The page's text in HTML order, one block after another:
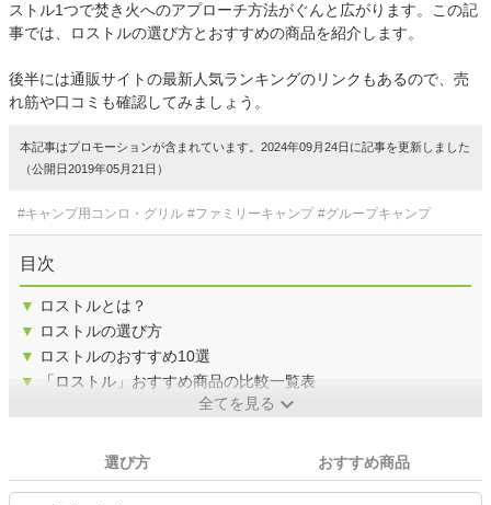
ストル1つで焚き火へのアプローチ方法がぐんと広がります。この記
事では、ロストルの選び方とおすすめの商品を紹介します。
後半には通販サイトの最新人気ランキングのリンクもあるので、売
れ筋や口コミも確認してみましょう。
本記事はプロモーションが含まれています。2024年09月24日に記事を更新しました
（公開日2019年05月21日）
#キャンプ用コンロ・グリル #ファミリーキャンプ #グループキャンプ
目次
▼ ロストルとは？
▼ ロストルの選び方
▼ ロストルのおすすめ10選
▼
「ロストル」おすすめ商品の比較一覧表
全てを見る
選び方 おすすめ商品